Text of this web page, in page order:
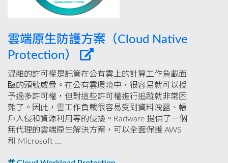
雲端原生防護方案（Cloud Native
Protection）
混雜的許可權是託管在公有雲上的計算工作負載面
臨的頭號威脅。在公有雲環境中，很容易就可以授
予過多許可權，但對這些許可權進行追蹤就非常困
難了。因此，雲工作負載很容易受到資料洩露、帳
戶入侵和資源利用等的侵擾。Radware 提供了一個
無代理的雲端原生解決方案，可以全面保護 AWS
和 Microsoft ...